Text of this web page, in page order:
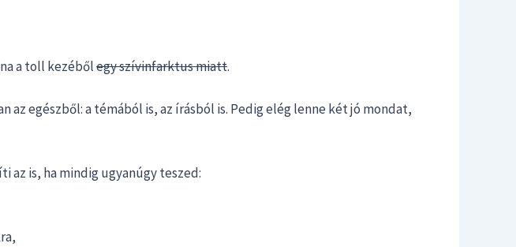
a toll kezébőlegy szívinfarktus miatt.
egészből: a témából is, az írásból is. Pedig elég lenne két jó mondat,
az is, ha mindig ugyanúgy teszed: